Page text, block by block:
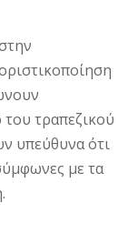
τραπεζικού
υπεύθυνα ότι
με τα